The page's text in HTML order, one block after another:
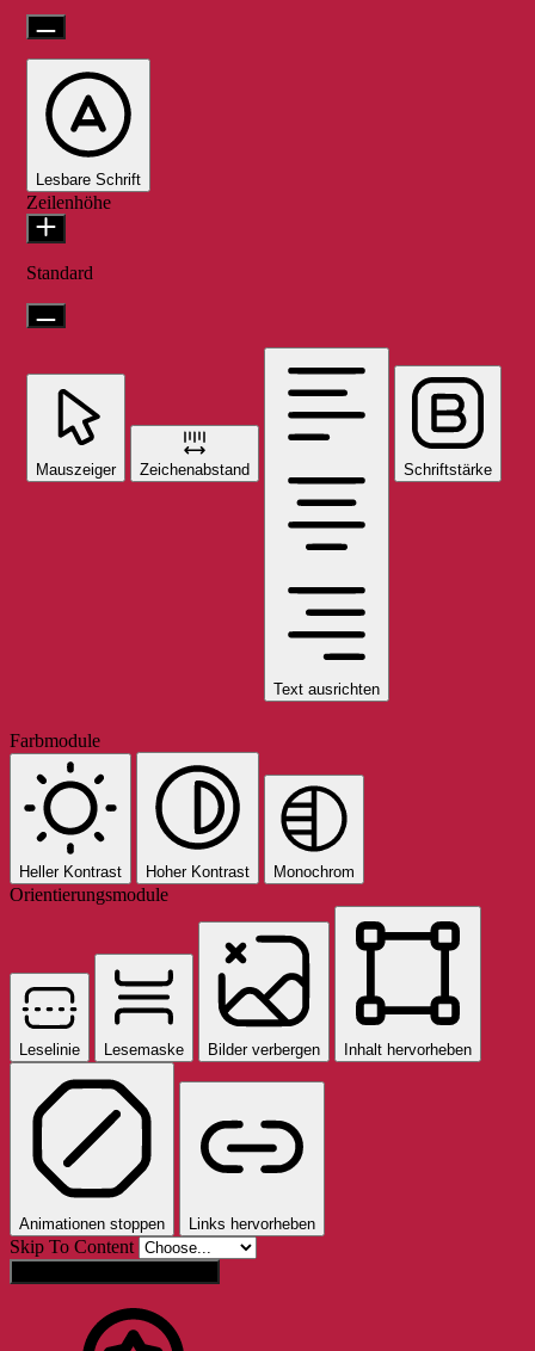
Lesbare Schrift
Zeilenhöhe
Standard
Mauszeiger Zeichenabstand
Text ausrichten
Schriftstärke
Farbmodule
Heller Kontrast Hoher Kontrast Monochrom
Orientierungsmodule
Leselinie Lesemaske Bilder verbergen Inhalt hervorheben
Animationen stoppen Links hervorheben
Skip To Content